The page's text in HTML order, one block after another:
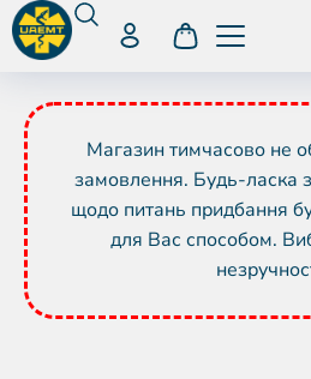
Магазин тимчасово не
замовлення. Будь-ласка
щодо питань придбання
для Вас способом.